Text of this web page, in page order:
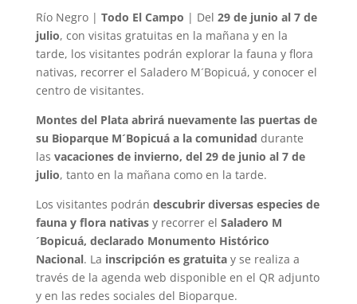
Río Negro | Todo El Campo | Del 29 de junio al 7 de
julio, con visitas gratuitas en la mañana y en la
tarde, los visitantes podrán explorar la fauna y flora
nativas, recorrer el Saladero M´Bopicuá, y conocer el
centro de visitantes.
Montes del Plata abrirá nuevamente las puertas de
su Bioparque M´Bopicuá a la comunidad durante
las vacaciones de invierno, del 29 de junio al 7 de
julio, tanto en la mañana como en la tarde.
Los visitantes podrán descubrir diversas especies de
fauna y flora nativasy recorrer el Saladero M
´Bopicuá, declarado Monumento Histórico
Nacional. La inscripción es gratuitay se realiza a
través de la agenda web disponible en el QR adjunto
y en las redes sociales del Bioparque.